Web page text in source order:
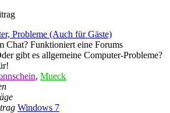
Probleme (Auch für Gäste)
Chat? Funktioniert eine Forums
gibt es allgemeine Computer-Probleme?
, Mueck
Windows 7